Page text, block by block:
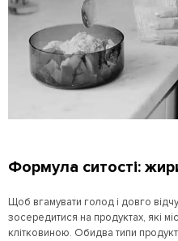
Формула ситості:
Щоб вгамувати голод і довго
зосередитися на продуктах, які
клітковиною. Обидва типи